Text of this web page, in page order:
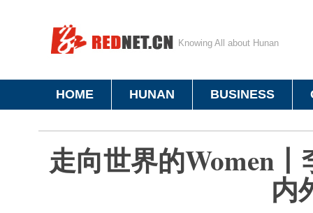
Knowing All about Hunan
HOME HUNAN BUSINESS
走向世界的Women
内